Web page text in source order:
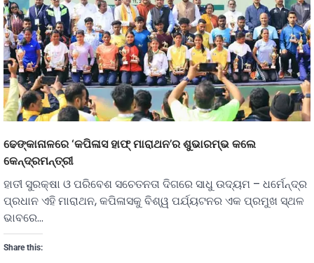
ଢେଙ୍କାନାଳରେ ‘କପିଳାସ ହାଫ୍ ମାରାଥନ’ର ଶୁଭାରମ୍ଭ କଲେ
କେନ୍ଦ୍ରମନ୍ତ୍ରୀ
ହାତୀ ସୁରକ୍ଷା ଓ ପରିବେଶ ସଚେତନତା ଦିଗରେ ସାଧୁ ଉଦ୍ୟମ – ଧର୍ମେନ୍ଦ୍ର
ପ୍ରଧାନ ଏହି ମାରାଥନ, କପିଳାସକୁ ବିଶ୍ୱ ପର୍ଯ୍ୟଟନର ଏକ ପ୍ରମୁଖ ସ୍ଥଳ
ଭାବରେ…
Share this: